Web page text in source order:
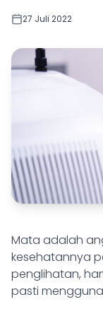
27 Juli 2022
Mata adalah
kesehatannya
penglihatan,
pasti